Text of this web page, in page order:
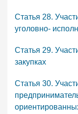
Статья 28.
уголовно-
Статья 29.
закупках
Статья 30.